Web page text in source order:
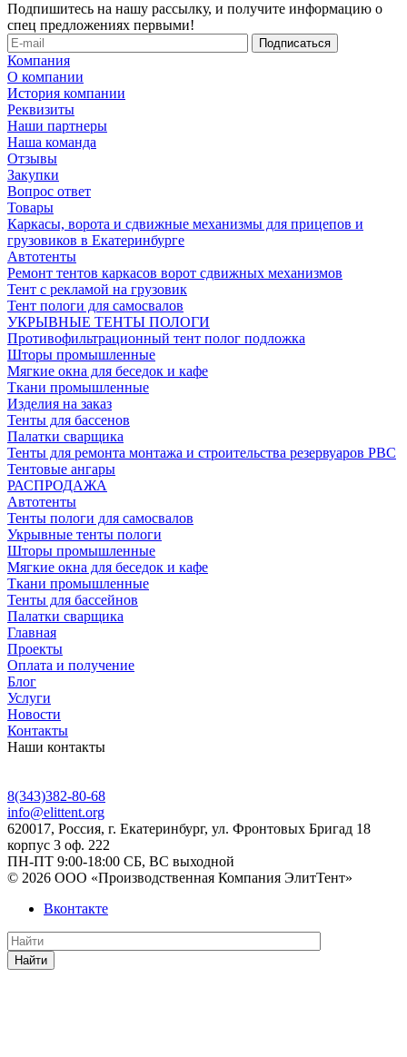
Подпишитесь на нашу рассылку, и получите информацию о
спец предложениях первыми!
Компания
О компании
История компании
Реквизиты
Наши партнеры
Наша команда
Отзывы
Закупки
Вопрос ответ
Товары
Каркасы, ворота и сдвижные механизмы для прицепов и
грузовиков в Екатеринбурге
Автотенты
Ремонт тентов каркасов ворот сдвижных механизмов
Тент с рекламой на грузовик
Тент пологи для самосвалов
УКРЫВНЫЕ ТЕНТЫ ПОЛОГИ
Противофильтрационный тент полог подложка
Шторы промышленные
Мягкие окна для беседок и кафе
Ткани промышленные
Изделия на заказ
Тенты для бассенов
Палатки сварщика
Тенты для ремонта монтажа и строительства резервуаров РВС
Тентовые ангары
РАСПРОДАЖА
Автотенты
Тенты пологи для самосвалов
Укрывные тенты пологи
Шторы промышленные
Мягкие окна для беседок и кафе
Ткани промышленные
Тенты для бассейнов
Палатки сварщика
Главная
Проекты
Оплата и получение
Блог
Услуги
Новости
Контакты
Наши контакты
8(343)382-80-68
info@elittent.org
620017, Россия, г. Екатеринбург, ул. Фронтовых Бригад 18
корпус 3 оф. 222
ПН-ПТ 9:00-18:00 СБ, ВС выходной
© 2026 ООО «Производственная Компания ЭлитТент»
Вконтакте
Найти